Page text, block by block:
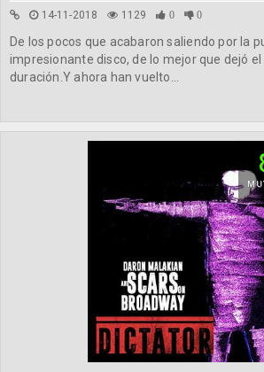
14-11-2018 1129 0 0
De los pocos que acabaron saliendo por la
impresionante disco, de lo mejor que dejó
duración.Y ahora han vuelto...